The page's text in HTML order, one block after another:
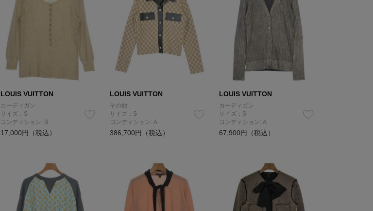
LOUIS VUITTON
カーディガン
サイズ：S
コンディション: B
17,000円（税込）
LOUIS VUITTON
その他
サイズ：S
コンディション: A
386,700円（税込）
LOUIS VUITTON
カーディガン
サイズ：S
コンディション: A
67,900円（税込）